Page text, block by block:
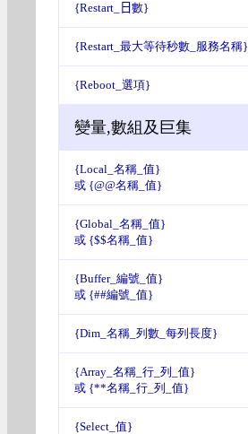
{Restart_ 日 數}
{Restart_最大等待秒數_服務名稱}
{Reboot_選項}
變量,數組及巨集
{Local_名稱_值}
或 {@@名稱_值}
{Global_名稱_值}
或 {$$名稱_值}
{Buffer_編號_值}
或 {##編號_值}
{Dim_名稱_列數_每列長度}
{Array_名稱_行_列_值}
或 {**名稱_行_列_值}
{Select_值}